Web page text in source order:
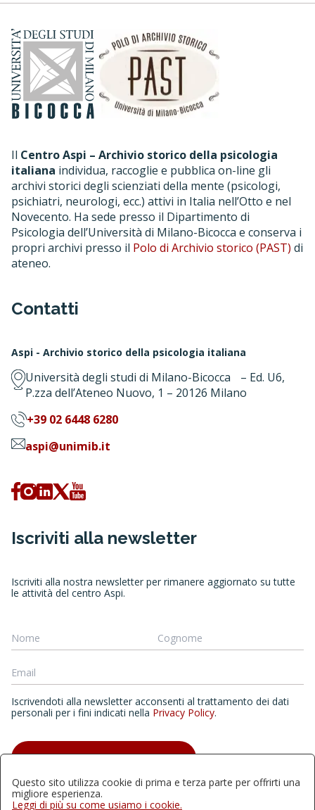
Il Centro Aspi – Archivio storico della psicologia
italiana individua, raccoglie e pubblica on-line gli
archivi storici degli scienziati della mente (psicologi,
psichiatri, neurologi, ecc.) attivi in Italia nell’Otto e nel
Novecento. Ha sede presso il Dipartimento di
Psicologia dell’Università di Milano-Bicocca e conserva i
propri archivi presso il Polo di Archivio storico (PAST) di
ateneo.
Contatti
Aspi - Archivio storico della psicologia italiana
Università degli studi di Milano-Bicocca – Ed. U6,
P.zza dell’Ateneo Nuovo, 1 – 20126 Milano
+39 02 6448 6280
aspi@unimib.it
Iscriviti alla newsletter
Iscriviti alla nostra newsletter per rimanere aggiornato su tutte
le attività del centro Aspi.
Iscrivendoti alla newsletter acconsenti al trattamento dei dati
personali per i fini indicati nella Privacy Policy.
ISCRIVITI ALLA NEWSLETTER
Questo sito utilizza cookie di prima e terza parte per offrirti una
migliore esperienza.
Leggi di più su come usiamo i cookie.